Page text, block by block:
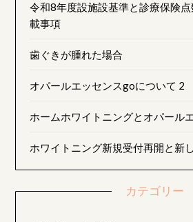
令和8年度設施設基準と診療保険
載事項
歯ぐきが腫れた場合
オパールエッセンスgoについて 2
ホームホワイトニングとオパール
ホワイトニング新規受付再開と新
カテゴリー